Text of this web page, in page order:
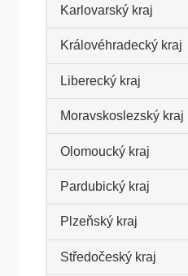
Karlovarský kraj
Královéhradecký kraj
Liberecký kraj
Moravskoslezský kraj
Olomoucký kraj
Pardubický kraj
Plzeňský kraj
Středočeský kraj